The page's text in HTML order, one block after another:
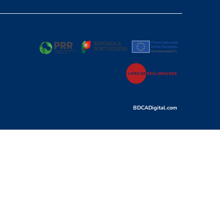
BDCADigital.com